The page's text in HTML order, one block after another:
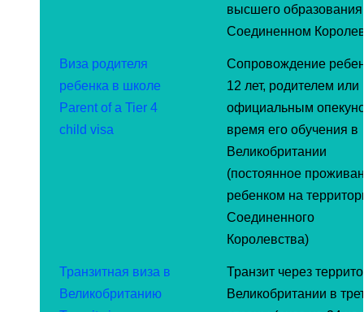
высшего
Соединенном
Виза родителя
ребенка в школе
Parent of a Tier 4
child visa
Сопровождение
12 лет, родителем или
официальным
время его обучения в
Великобритании
(постоянное
ребенком на
Соединенного
Королевства)
Транзитная виза в
Великобританию
Транзит через
Великобритании в